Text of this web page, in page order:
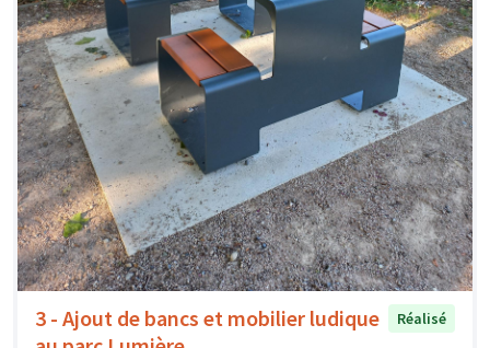
3 - Ajout de bancs et mobilier ludique
Réalisé